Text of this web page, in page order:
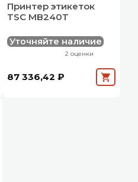
Принтер этикеток
TSC MB240T
Уточняйте наличие
2 оценки
87 336,42 ₽